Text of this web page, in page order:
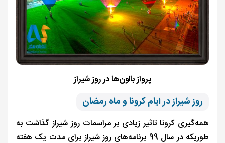
پرواز بالون‌ها در روز شیراز
روز شیراز در ایام کرونا و ماه رمضان
همه‌گیری کرونا تاثیر زیادی بر مراسمات روز شیراز گذاشت به
طوریکه در سال 99 برنامه‌های روز شیراز برای مدت یک هفته